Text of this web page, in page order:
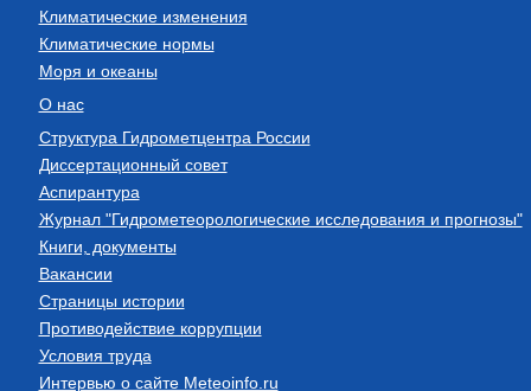
Климатические изменения
Климатические нормы
Моря и океаны
О нас
Структура Гидрометцентра России
Диссертационный совет
Аспирантура
Журнал "Гидрометеорологические исследования и прогнозы"
Книги, документы
Вакансии
Страницы истории
Противодействие коррупции
Условия труда
Интервью о сайте Meteoinfo.ru